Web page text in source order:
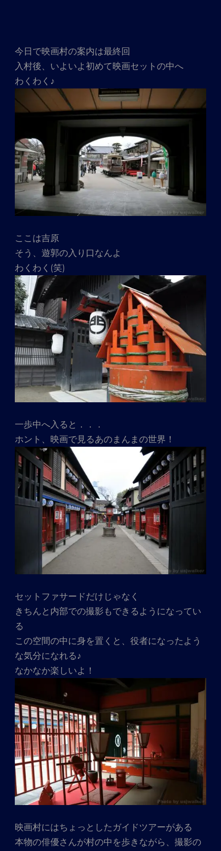
今日で映画村の案内は最終回
入村後、いよいよ初めて映画セットの中へ
わくわく♪
ここは吉原
そう、遊郭の入り口なんよ
わくわく(笑)
一歩中へ入ると．．．
ホント、映画で見るあのまんまの世界！
セットファサードだけじゃなく
きちんと内部での撮影もできるようになってい
る
この空間の中に身を置くと、役者になったよう
な気分になれる♪
なかなか楽しいよ！
映画村にはちょっとしたガイドツアーがある
本物の俳優さんが村の中を歩きながら、撮影の